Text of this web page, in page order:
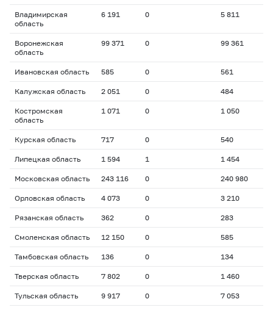
Владимирская
область
6 191 0 5 811
Воронежская
область
99 371 0 99 361
Ивановская область 585 0 561
Калужская область 2 051 0 484
Костромская
область
1 071 0 1 050
Курская область 717 0 540
Липецкая область 1 594 1 1 454
Московская область 243 116 0 240 980
Орловская область 4 073 0 3 210
Рязанская область 362 0 283
Смоленская область 12 150 0 585
Тамбовская область 136 0 134
Тверская область 7 802 0 1 460
Тульская область 9 917 0 7 053